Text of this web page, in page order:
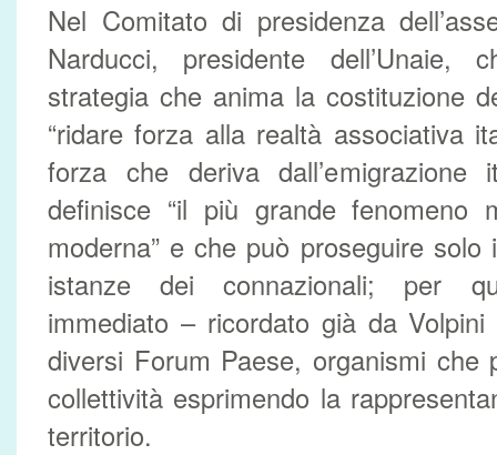
Nel Comitato di presidenza
Narducci, presidente
strategia che anima la costituzione
“ridare forza alla realtà associativa
forza che deriva dall’emigrazione
definisce “il più grande fenomeno
moderna” e che può proseguire
istanze dei connazionali; per
immediato – ricordato già da
diversi Forum Paese, organismi che
collettività esprimendo la
territorio.